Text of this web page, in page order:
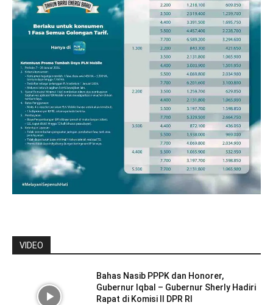
VIDEO
Bahas Nasib PPPK dan Honorer,
Gubernur Iqbal – Gubernur Sherly Hadiri
Rapat di Komisi II DPR RI